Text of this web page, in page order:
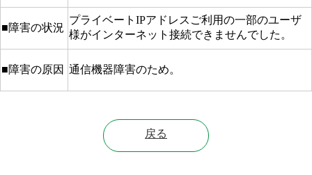
■障害の状況
プライベートIPアドレスご利用の一部のユーザ
様がインターネット接続できませんでした。
■障害の原因 通信機器障害のため。
戻る